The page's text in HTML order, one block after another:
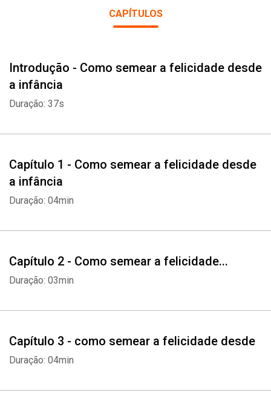
CAPÍTULOS
Introdução - Como semear a felicidade desde
a infância
Duração: 37s
Capítulo 1 - Como semear a felicidade desde
a infância
Duração: 04min
Capítulo 2 - Como semear a felicidade...
Duração: 03min
Capítulo 3 - como semear a felicidade desde
Duração: 04min